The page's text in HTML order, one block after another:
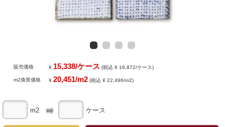
販売価格 ¥ 15,338/ケース (税込 ¥ 16,872/ケース)
m2換算価格 ¥20,451/m2 (税込 ¥ 22,496/m2)
m2 ケース